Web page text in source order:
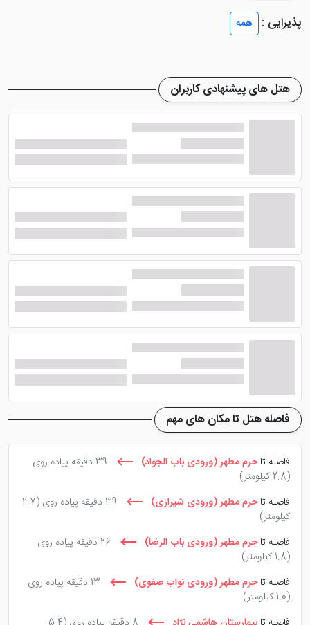
هتل ضیافت الزهرا مشهد
سوئیت رویال سلام می شود. در متراژ اتاق های این هتل،
تمامی استانداردهای بین المللی رعایت شده است.
اتاق دبل
این اتاق دارای 30 متر مربع متراژ می باشد که با یک تخت
دبل استاندارد، سیستم تهویه مطبوع، سیستم سرمایشی،
سرویس بهداشتی، حمام همراه دوش و سشوار، اینترنت
رایگان، تلویزیون صفحه تخت به صورت آی پی تی وی در
دسترس میهمانان قرار می گیرد. چشم انداز اتاق نیز رو به
حرم مطهر می باشد.
اتاق توئین
این اتاق از 55 متر مربع متراژ برخوردار بوده که امکانات آن
همانند اتاق دبل است. سیستم تهویه مطبوع، سیستم
سرمایشی، سرویس بهداشتی، حمام همراه دوش و سشوار،
اینترنت رایگان، تلویزیون صفحه تخت به صورت آی پی تی
وی از امکانات داخل این اتاق هستند. چشم انداز اتاق نیز رو
به حرم مطهر می باشد.
اتاق تریپل
پذیرایی :
همه
هتل های پیشنهادی کاربران
فاصله هتل تا مکان های مهم
فاصله تاحرم مطهر (ورودی باب الجواد)
39 دقیقه پیاده روی
(2.8 کیلومتر)
فاصله تاحرم مطهر (ورودی شیرازی) 39 دقیقه پیاده روی
(2.7
کیلومتر)
فاصله تاحرم مطهر (ورودی باب الرضا)
26 دقیقه پیاده روی
(1.8 کیلومتر)
فاصله تاحرم مطهر (ورودی نواب صفوی)
13 دقیقه پیاده روی
(1.0 کیلومتر)